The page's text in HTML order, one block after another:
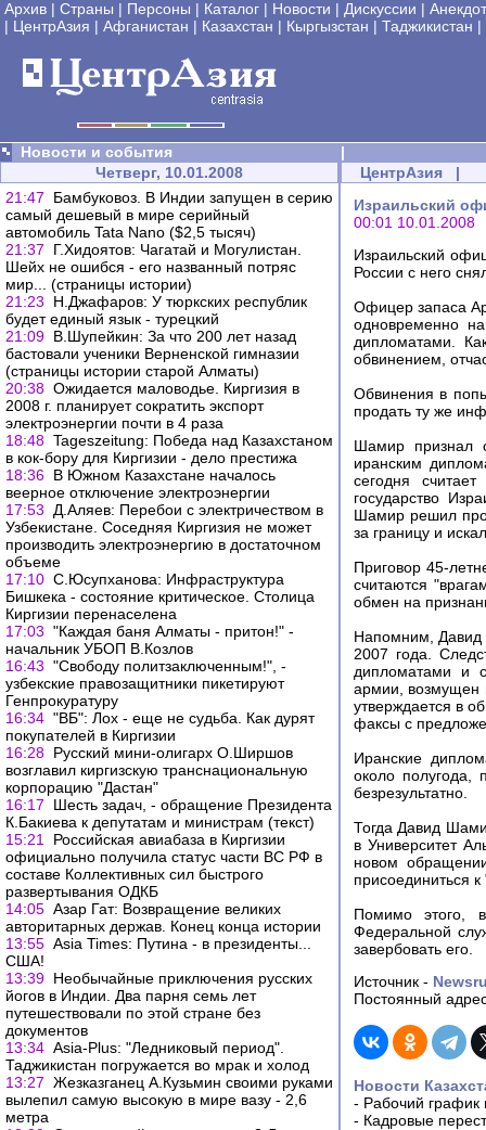
Архив | Страны | Персоны | Каталог | Новости | Дискуссии |
| ЦентрАзия | Афганистан | Казахстан | Кыргызстан | Таджикистан |
Новости и события
|
Четверг, 10.01.2008
21:47
Бамбуковоз. В Индии запущен в серию
самый дешевый в мире серийный
автомобиль Tata Nano ($2,5 тысяч)
21:37
Г.Хидоятов: Чагатай и Могулистан.
Шейх не ошибся - его названный потряс
мир... (страницы истории)
21:23
Н.Джафаров: У тюркских республик
будет единый язык - турецкий
21:09 В.Шупейкин: За что 200 лет назад
бастовали ученики Верненской гимназии
(страницы истории старой Алматы)
20:38 Ожидается маловодье. Киргизия в
2008 г. планирует сократить экспорт
электроэнергии почти в 4 раза
18:48 Tageszeitung: Победа над Казахстаном
в кок-бору для Киргизии - дело престижа
18:36 В Южном Казахстане началось
веерное отключение электроэнергии
17:53
Д.Аляев: Перебои с электричеством в
Узбекистане. Соседняя Киргизия не может
производить электроэнергию в достаточном
объеме
17:10 С.Юсупханова: Инфраструктура
Бишкека - состояние критическое. Столица
Киргизии перенаселена
17:03 "Каждая баня Алматы - притон!" -
начальник УБОП В.Козлов
16:43 "Свободу политзаключенным!", -
узбекские правозащитники пикетируют
Генпрокуратуру
16:34 "ВБ": Лох - еще не судьба. Как дурят
покупателей в Киргизии
16:28 Русский мини-олигарх О.Ширшов
возглавил киргизскую транснациональную
корпорацию "Дастан"
16:17
Шесть задач, - обращение Президента
К.Бакиева к депутатам и министрам (текст)
15:21
Российская авиабаза в Киргизии
официально получила статус части ВС РФ в
составе Коллективных сил быстрого
развертывания ОДКБ
14:05 Азар Гат: Возвращение великих
авторитарных держав. Конец конца истории
13:55 Asia Times: Путина - в президенты...
США!
13:39 Необычайные приключения русских
йогов в Индии. Два парня семь лет
путешествовали по этой стране без
документов
13:34 Asia-Plus: "Ледниковый период".
Таджикистан погружается во мрак и холод
13:27 Жезказганец А.Кузьмин своими руками
вылепил самую высокую в мире вазу - 2,6
метра
ЦентрАзия |
Израильский
00:01 10.01.2008
Израильский
России с него
Офицер запаса
одновременно
дипломатами.
обвинением,
Обвинения в
продать ту же
Шамир признал
иранским
сегодня
государство
Шамир решил
за границу и
Приговор 45-
считаются
обмен на
Напомним, Давид
2007 года.
дипломатами и
армии, возмущен
утверждается в
факсы с
Иранские
около полугода,
безрезультатно.
Тогда Давид
в Университет
новом
присоединиться
Помимо этого,
Федеральной
завербовать его.
Источник -
Постоянный
Новости
- Рабочий график
- Кадровые